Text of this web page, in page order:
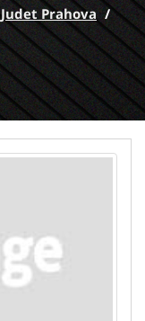
Judet Prahova /